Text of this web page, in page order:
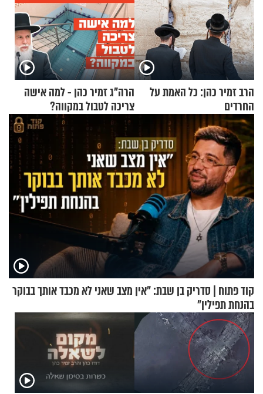
הרב זמיר כהן: כל האמת על
החרדים
הרה"ג זמיר כהן - למה אישה
צריכה לטבול במקווה?
קוד פתוח | סדריק בן שבת: "אין מצב שאני לא מכבד אותך בבוקר
בהנחת תפילין"